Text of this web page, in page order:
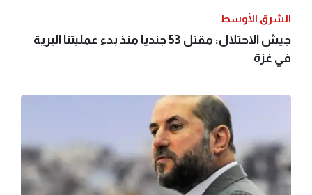
الشرق الأوسط
جيش الاحتلال: مقتل 53 جنديا منذ بدء عمليتنا البرية
في غزة